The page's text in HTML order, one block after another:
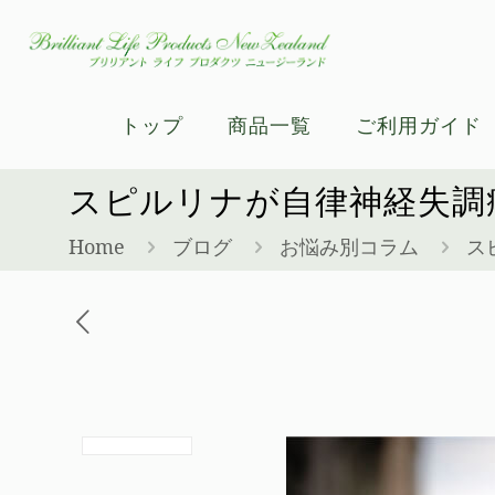
トップ 商品一覧 ご利用ガイド
スピルリナが自律神経失
Home ブログ お悩み別コラム ス